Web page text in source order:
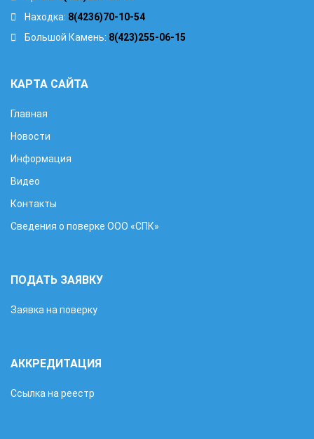
Находка: 8(4236)70-10-54
Большой Камень: 8(423)255-06-15
КАРТА САЙТА
Главная
Новости
Информация
Видео
Контакты
Сведения о поверке ООО «СПК»
ПОДАТЬ ЗАЯВКУ
Заявка на поверку
АККРЕДИТАЦИЯ
Ссылка на реестр